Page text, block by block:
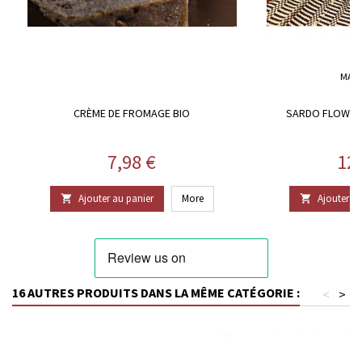
CRÈME DE FROMAGE BIO
Prix
7,98 €
 Ajouter au panier More
SARDO
 Ajouter
16 AUTRES PRODUITS DANS LA MÊME CATÉGORIE : >
<